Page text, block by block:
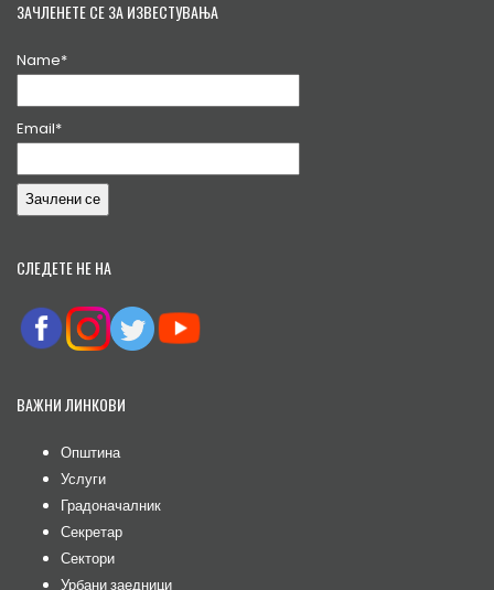
ЗАЧЛЕНЕТЕ СЕ ЗА ИЗВЕСТУВАЊА
Name*
Email*
СЛЕДЕТЕ НЕ НА
ВАЖНИ ЛИНКОВИ
Општина
Услуги
Градоначалник
Секретар
Сектори
Урбани заедници